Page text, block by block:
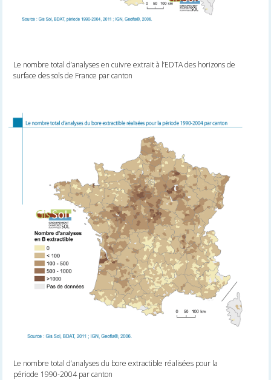
Le nombre total d’analyses en cuivre extrait à l’EDTA des horizons de
surface des sols de France par canton
Le nombre total d’analyses du bore extractible réalisées pour la
période 1990-2004 par canton